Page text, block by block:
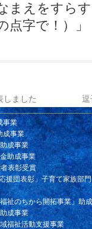
まえをすら
字で！）」
しました 逗
事業
成事業
成事業
助成事業
表彰受賞
団表彰」子育て家族部
祉のちから開拓事業」助
成事業
福祉活動支援事業